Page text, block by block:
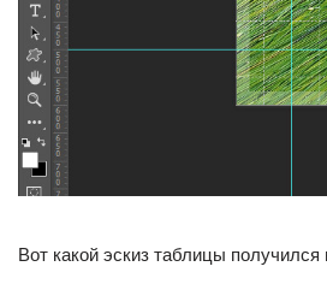
Вот какой эскиз таблицы получился